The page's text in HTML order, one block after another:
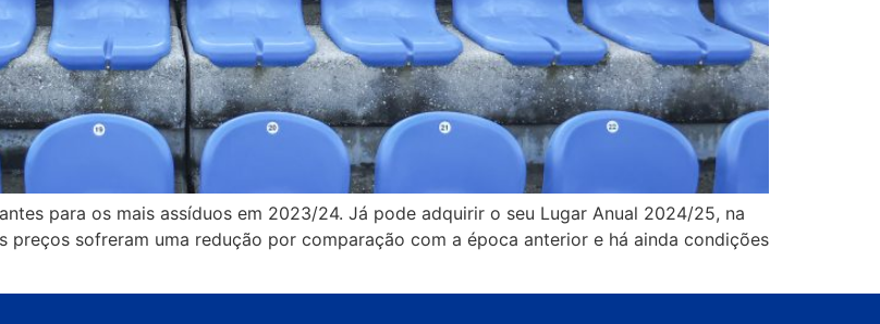
para os mais assíduos em 2023/24. Já pode adquirir o seu Lugar Anual 2024/25, na
preços sofreram uma redução por comparação com a época anterior e há ainda condições